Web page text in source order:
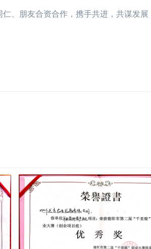
朋友合资合作，携手共进，共谋发展